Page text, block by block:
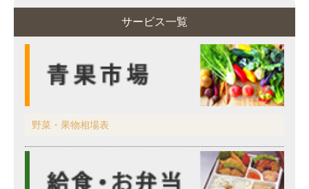
サービス一覧
野菜・果物相場表